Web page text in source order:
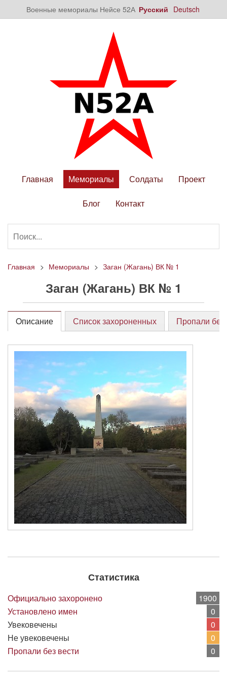
Военные мемориалы Нейсе 52А Русский Deutsch
Главная Мемориалы Солдаты Проект
Блог Контакт
Главная Мемориалы Заган (Жагань) ВК № 1
Заган (Жагань) ВК № 1
Oписание Список захороненных Пропали без
Статистика
Официально захоронено
1900
Установлено имен
0
Увековечены
0
Не увековечены
0
Пропали без вести
0